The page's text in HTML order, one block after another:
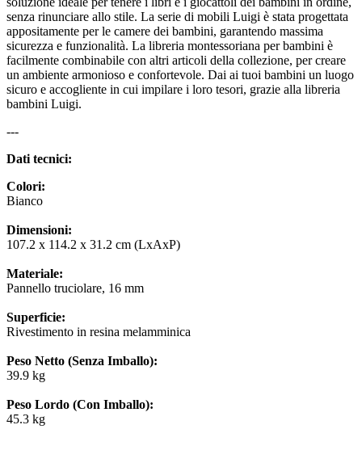
senza rinunciare allo stile. La serie di mobili Luigi è stata progettata
appositamente per le camere dei bambini, garantendo massima
sicurezza e funzionalità. La libreria montessoriana per bambini è
facilmente combinabile con altri articoli della collezione, per creare
un ambiente armonioso e confortevole. Dai ai tuoi bambini un luogo
sicuro e accogliente in cui impilare i loro tesori, grazie alla libreria
bambini Luigi.
---
Dati tecnici:
Colori:
Bianco
Dimensioni:
107.2 x 114.2 x 31.2 cm (LxAxP)
Materiale:
Pannello truciolare, 16 mm
Superficie:
Rivestimento in resina melamminica
Peso Netto (Senza Imballo):
39.9 kg
Peso Lordo (Con Imballo):
45.3 kg